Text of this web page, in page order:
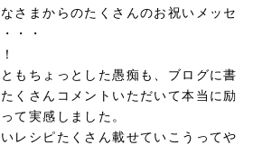
さまからのたくさんのお祝いメッセ
・・
もちょっとした愚痴も、ブログに書
くさんコメントいただいて本当に励
て実感しました。
レシピたくさん載せていこうってや